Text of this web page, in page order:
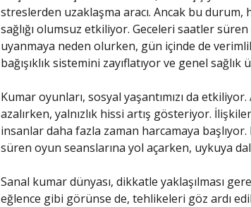
streslerden uzaklaşma aracı. Ancak bu
sağlığı olumsuz etkiliyor. Geceleri saatler
uyanmaya neden olurken, gün içinde de
bağışıklık sistemini zayıflatıyor ve genel
Kumar oyunları, sosyal yaşantımızı da
azalırken, yalnızlık hissi artış gösteriyor.
insanlar daha fazla zaman harcamaya
süren oyun seanslarına yol açarken, uykuya
Sanal kumar dünyası, dikkatle yaklaşılması
eğlence gibi görünse de, tehlikeleri göz ardı